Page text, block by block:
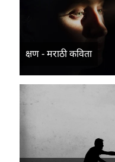
क्षण - मराठी कविता